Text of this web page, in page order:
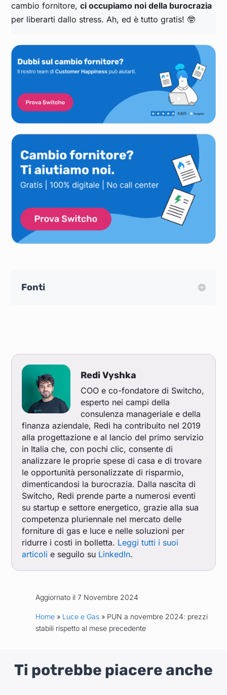
cambio fornitore,ci occupiamo noi della burocrazia
per liberarti dallo stress. Ah, ed è tutto gratis! 🤓
Fonti
Redi Vyshka
COO e co-fondatore di Switcho,
esperto nei campi della
consulenza manageriale e della
finanza aziendale, Redi ha contribuito nel 2019
alla progettazione e al lancio del primo servizio
in Italia che, con pochi clic, consente di
analizzare le proprie spese di casa e di trovare
le opportunità personalizzate di risparmio,
dimenticandosi la burocrazia. Dalla nascita di
Switcho, Redi prende parte a numerosi eventi
su startup e settore energetico, grazie alla sua
competenza pluriennale nel mercato delle
forniture di gas e luce e nelle soluzioni per
ridurre i costi in bolletta. Leggi tutti i suoi
articoli e seguilo su LinkedIn.
Aggiornato il 7 Novembre 2024
Home» Luce e Gas» PUN a novembre 2024: prezzi
stabili rispetto al mese precedente
Ti potrebbe piacere anche